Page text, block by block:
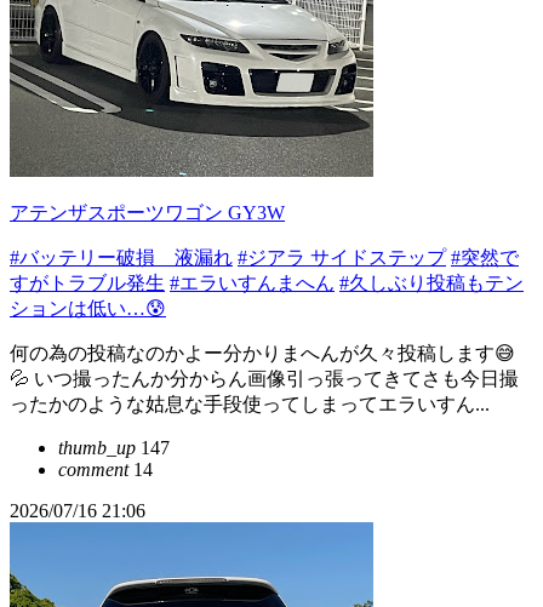
アテンザスポーツワゴン GY3W
#バッテリー破損 液漏れ #ジアラ サイドステップ #突然で
すがトラブル発生 #エラいすんまへん #久しぶり投稿もテン
ションは低い…😰
何の為の投稿なのかよー分かりまへんが久々投稿します😅
💦 いつ撮ったんか分からん画像引っ張ってきてさも今日撮
ったかのような姑息な手段使ってしまってエラいすん...
thumb_up 147
comment14
2026/07/16 21:06